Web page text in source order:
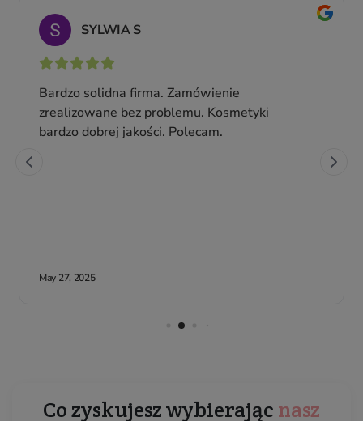
Co zyskujesz wybierając nasz